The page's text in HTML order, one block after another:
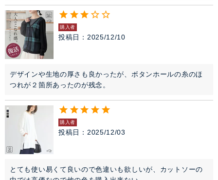
購入者
投稿日 2025/12/10
デザインや生地の厚さも良かったが、ボタンホールの糸のほ
つれが２箇所あったのが残念。
購入者
投稿日 2025/12/03
とても使い易くて良いので色違いも欲しいが、カットソーの